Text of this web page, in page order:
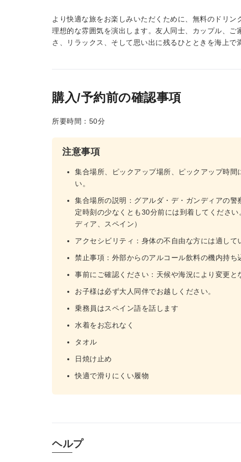
より快適な旅をお楽しみいただくために、無料のドリン
理想的な雰囲気を演出します。友人同士、カップル、
さ、リラックス、そして思い出に残るひとときを海上で
購入/予約前の確認事項
所要時間：50分
注意事項
集合場所、ピックアップ場所、ピックアップ時
い。
集合場所の説明：グアルダ・デ・ガンディアの
定時刻の少なくとも30分前には到着してくださ
ディア、スペイン）
アクセシビリティ：身体の不自由な方には適して
禁止事項：外部からのアルコール飲料の機内持ち
事前にご確認ください：天候や海況により変更と
お子様は必ず大人同伴でお越しください。
乗務員はスペイン語を話します
水着をお忘れなく
タオル
日焼け止め
快適で滑りにくい履物
ヘルプ